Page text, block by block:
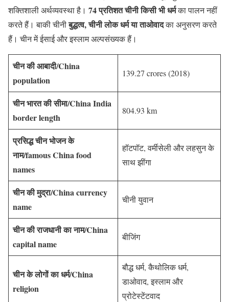
शक्तिशाली अर्थव्यवस्था है। 74 प्रतिशत चीनी किसी भी धर्मका पालन नहीं
करते हैं। बाकी चीनीबुद्धत्व, चीनी लोक धर्म या ताओवादका अनुसरण करते
हैं। चीन में ईसाई और इस्लाम अल्पसंख्यक हैं।
चीन की आबादी/China
population
139.27 crores (2018)
चीन भारत की सीमा/China India
border length
804.93 km
प्रसिद्ध चीन भोजन के
नाम/famous China food
names
हॉटपॉट, वर्मीसेली और लहसुन के
साथ झींगा
चीन की मुद्रा/China currency
name
चीनी युवान
चीन की राजधानी का नाम/China
capital name
बीजिंग
चीन के लोगों का धर्म/China
religion
बौद्ध धर्म, कैथोलिक धर्म,
डाओवाद, इस्लाम और
प्रोटेस्टेंटवाद